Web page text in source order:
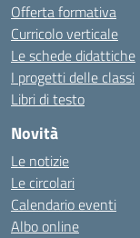
Offerta formativa
Curricolo verticale
Le schede didattiche
I progetti delle classi
Libri di testo
Novità
Le notizie
Le circolari
Calendario eventi
Albo online